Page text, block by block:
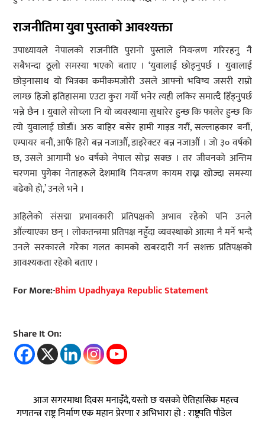
राजनीतिमा युवा पुस्ताको आवश्यक्ता
उपाध्यायले नेपालको राजनीति पुरानो पुस्ताले नियन्त्रण गरिरहनु नै
सबैभन्दा ठूलो समस्या भएको बताए । ‘युवालाई छोड्नुपर्छ । युवालाई
छोड्नासाथ यो भित्रका कमीकमजोरी उसले आफ्नो भविष्य जसरी राम्रो
लाग्छ हिजो इतिहासमा एउटा कुरा गर्यो भनेर त्यही लकिर समात्दै हिँड्नुपर्छ
भन्ने छैन । युवाले सोच्ला नि यो व्यवस्थामा सुधारेर हुन्छ कि फालेर हुन्छ कि
त्यो युवालाई छोडौं। अरु बाहिर बसेर हामी गाइड गरौं, सल्लाहकार बनौं,
एम्पायर बनौं, आफैं हिरो बन्न नजाऔं, डाइरेक्टर बन्न नजाऔं । जो ३० वर्षको
छ, उसले आगामी ४० वर्षको नेपाल सोच्न सक्छ । तर जीवनको अन्तिम
चरणमा पुगेका नेताहरूले देशमाथि नियन्त्रण कायम राख्न खोज्दा समस्या
बढेको हो,’ उनले भने ।
अहिलेको संसद्मा प्रभावकारी प्रतिपक्षको अभाव रहेको पनि उनले
औंल्याएका छन् । लोकतन्त्रमा प्रतिपक्ष नहुँदा व्यवस्थाको आत्मा नै मर्ने भन्दै
उनले सरकारले गरेका गलत कामको खबरदारी गर्न सशक्त प्रतिपक्षको
आवश्यकता रहेको बताए ।
For More:-Bhim Upadhyaya Republic Statement
Share It On:
आज सगरमाथा दिवस मनाइँदै, यस्तो छ यसको ऐतिहासिक महत्त्व
गणतन्त्र राष्ट्र निर्माण एक महान प्रेरणा र अभिभारा हो : राष्ट्रपति पौडेल